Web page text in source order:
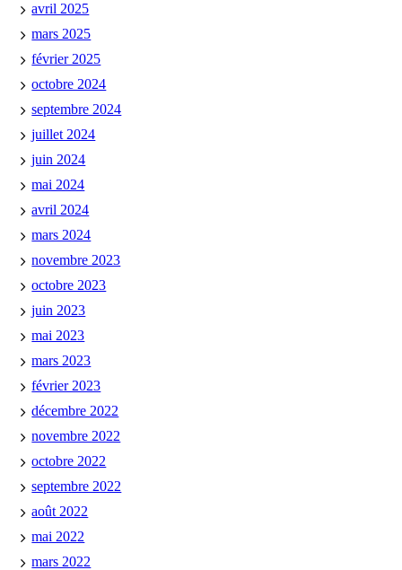
avril 2025
mars 2025
février 2025
octobre 2024
septembre 2024
juillet 2024
juin 2024
mai 2024
avril 2024
mars 2024
novembre 2023
octobre 2023
juin 2023
mai 2023
mars 2023
février 2023
décembre 2022
novembre 2022
octobre 2022
septembre 2022
août 2022
mai 2022
mars 2022